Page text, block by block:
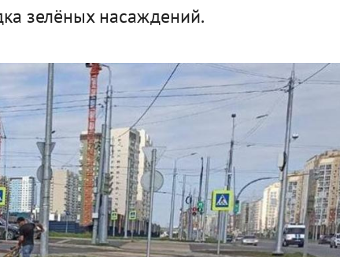
зелёных насаждений.